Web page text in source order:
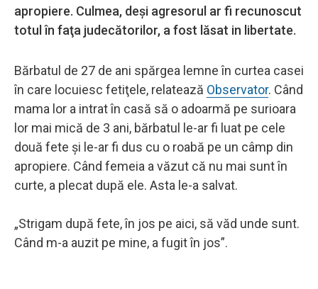
apropiere. Culmea, deşi agresorul ar fi recunoscut
totul în faţa judecătorilor, a fost lăsat in libertate.
Bărbatul de 27 de ani spărgea lemne în curtea casei
în care locuiesc fetiţele, relatează Observator. Când
mama lor a intrat în casă să o adoarmă pe surioara
lor mai mică de 3 ani, bărbatul le-ar fi luat pe cele
două fete şi le-ar fi dus cu o roabă pe un câmp din
apropiere. Când femeia a văzut că nu mai sunt în
curte, a plecat după ele. Asta le-a salvat.
„Strigam după fete, în jos pe aici, să văd unde sunt.
Când m-a auzit pe mine, a fugit în jos”.